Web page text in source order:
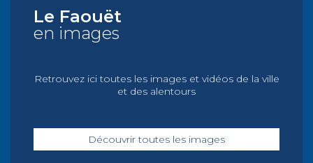
Le Faouët
en images
Retrouvez ici toutes les images et vidéos de la ville
et des alentours
Découvrir toutes les images